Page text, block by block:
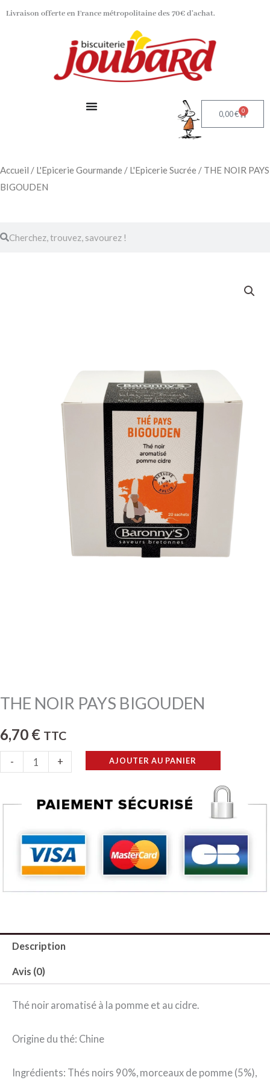
AllerLivraison offerte en France métropolitaine des 70€ d’achat.
0,00€ 0
Panier
Accueil / L'Epicerie Gourmande / L'Epicerie Sucrée / THE NOIR PAYS
BIGOUDEN
Rechercher
THE NOIR PAYS BIGOUDEN
6,70 € TTC
-
quantité
BIGOUDEN
+ AJOUTER AU PANIER
Description
Avis (0)
Thé noir aromatisé à la pomme et au cidre.
Origine du thé: Chine
Ingrédients: Thés noirs 90%, morceaux de pomme (5%),